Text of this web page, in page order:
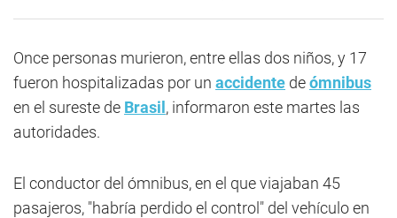
Once personas murieron, entre ellas dos niños, y 17
fueron hospitalizadas por un accidente deómnibus
en el sureste de Brasil , informaron este martes las
autoridades.
El conductor del ómnibus, en el que viajaban 45
pasajeros, "habría perdido el control" del vehículo en